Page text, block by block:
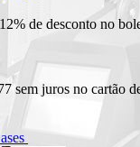
de desconto no
sem juros no cartão